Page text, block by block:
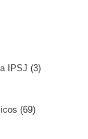
IPSJ (3)
(69)